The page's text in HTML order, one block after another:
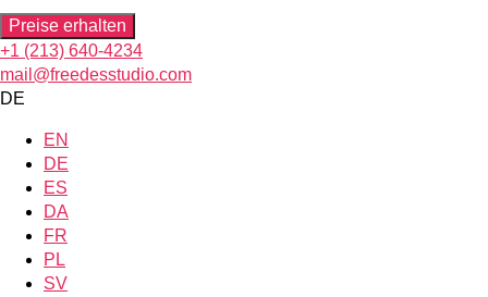
Preise erhalten
+1 (213) 640-4234
mail@freedesstudio.com
DE
EN
DE
ES
DA
FR
PL
SV